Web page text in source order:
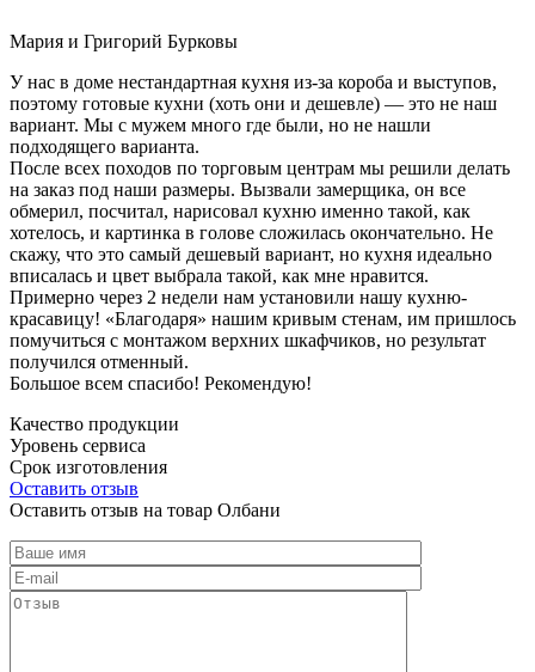
Мария и Григорий Бурковы
У нас в доме нестандартная кухня из-за короба и выступов,
поэтому готовые кухни (хоть они и дешевле) — это не наш
вариант. Мы с мужем много где были, но не нашли
подходящего варианта.
После всех походов по торговым центрам мы решили делать
на заказ под наши размеры. Вызвали замерщика, он все
обмерил, посчитал, нарисовал кухню именно такой, как
хотелось, и картинка в голове сложилась окончательно. Не
скажу, что это самый дешевый вариант, но кухня идеально
вписалась и цвет выбрала такой, как мне нравится.
Примерно через 2 недели нам установили нашу кухню-
красавицу! «Благодаря» нашим кривым стенам, им пришлось
помучиться с монтажом верхних шкафчиков, но результат
получился отменный.
Большое всем спасибо! Рекомендую!
Качество продукции
Уровень сервиса
Срок изготовления
Оставить отзыв
Оставить отзыв на товар Олбани